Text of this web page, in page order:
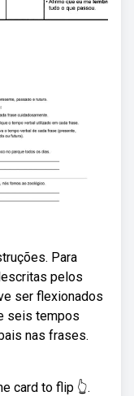
Para
pelos
ser flexionados
seis tempos
nas frases.
card to flip 👆.